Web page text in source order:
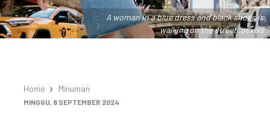
A woman in a blue dress and black shoes is
walking on the street .pexels
Home Minuman
MINGGU, 8 SEPTEMBER 2024